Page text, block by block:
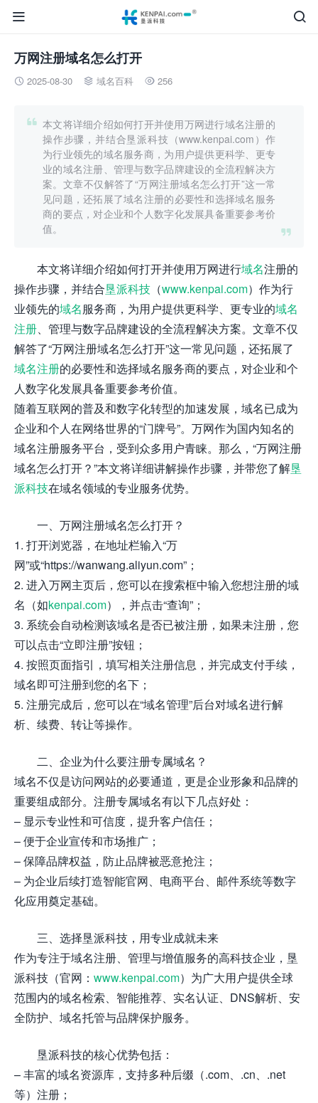


万网注册域名怎么打开
 2025-08-30  域名百科  256


本文将详细介绍如何打开并使用万网进行域名注册的
操作步骤，并结合垦派科技（www.kenpai.com）作
为行业领先的域名服务商，为用户提供更科学、更专
业的域名注册、管理与数字品牌建设的全流程解决方
案。文章不仅解答了“万网注册域名怎么打开”这一常
见问题，还拓展了域名注册的必要性和选择域名服务
商的要点，对企业和个人数字化发展具备重要参考价
值。
本文将详细介绍如何打开并使用万网进行域名注册的
操作步骤，并结合垦派科技 （www.kenpai.com）作为行
业领先的域名服务商，为用户提供更科学、更专业的域名
注册、管理与数字品牌建设的全流程解决方案。文章不仅
解答了“万网注册域名怎么打开”这一常见问题，还拓展了
域名注册的必要性和选择域名服务商的要点，对企业和个
人数字化发展具备重要参考价值。
随着互联网的普及和数字化转型的加速发展，域名已成为
企业和个人在网络世界的“门牌号”。万网作为国内知名的
域名注册服务平台，受到众多用户青睐。那么，“万网注册
域名怎么打开？”本文将详细讲解操作步骤，并带您了解垦
派科技在域名领域的专业服务优势。
一、万网注册域名怎么打开？
1. 打开浏览器，在地址栏输入“万
网”或“https://wanwang.aliyun.com”；
2. 进入万网主页后，您可以在搜索框中输入您想注册的域
名（如kenpai.com），并点击“查询”；
3. 系统会自动检测该域名是否已被注册，如果未注册，您
可以点击“立即注册”按钮；
4. 按照页面指引，填写相关注册信息，并完成支付手续，
域名即可注册到您的名下；
5. 注册完成后，您可以在“域名管理”后台对域名进行解
析、续费、转让等操作。
二、企业为什么要注册专属域名？
域名不仅是访问网站的必要通道，更是企业形象和品牌的
重要组成部分。注册专属域名有以下几点好处：
– 显示专业性和可信度，提升客户信任；
– 便于企业宣传和市场推广；
– 保障品牌权益，防止品牌被恶意抢注；
– 为企业后续打造智能官网、电商平台、邮件系统等数字
化应用奠定基础。
三、选择垦派科技，用专业成就未来
作为专注于域名注册、管理与增值服务的高科技企业，垦
派科技（官网： www.kenpai.com）为广大用户提供全球
范围内的域名检索、智能推荐、实名认证、DNS解析、安
全防护、域名托管与品牌保护服务。
垦派科技的核心优势包括：
– 丰富的域名资源库，支持多种后缀（.com、.cn、.net
等）注册；